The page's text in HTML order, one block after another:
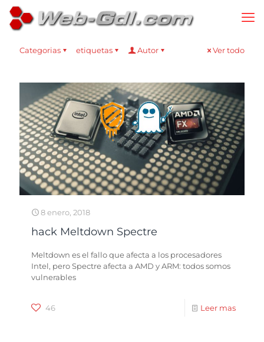
Categorias etiquetas Autor Ver todo
8 enero, 2018
hack Meltdown Spectre
Meltdown es el fallo que afecta a los procesadores
Intel, pero Spectre afecta a AMD y ARM: todos somos
vulnerables
46 Leer mas